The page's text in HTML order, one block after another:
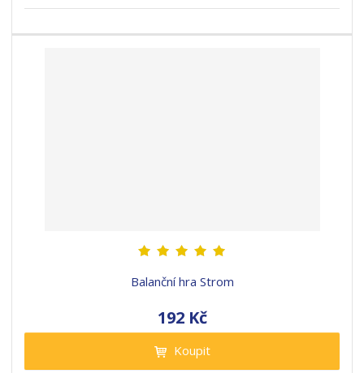
Balanční hra Strom
192 Kč
Koupit